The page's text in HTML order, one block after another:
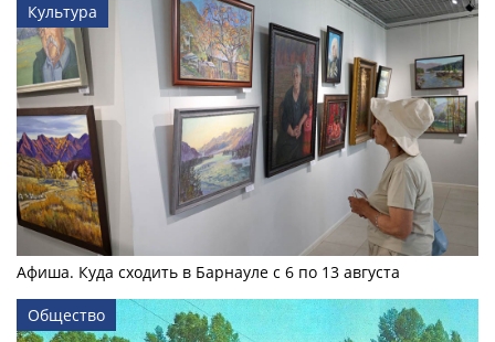
Культура
Афиша. Куда сходить в Барнауле с 6 по 13 августа
Общество